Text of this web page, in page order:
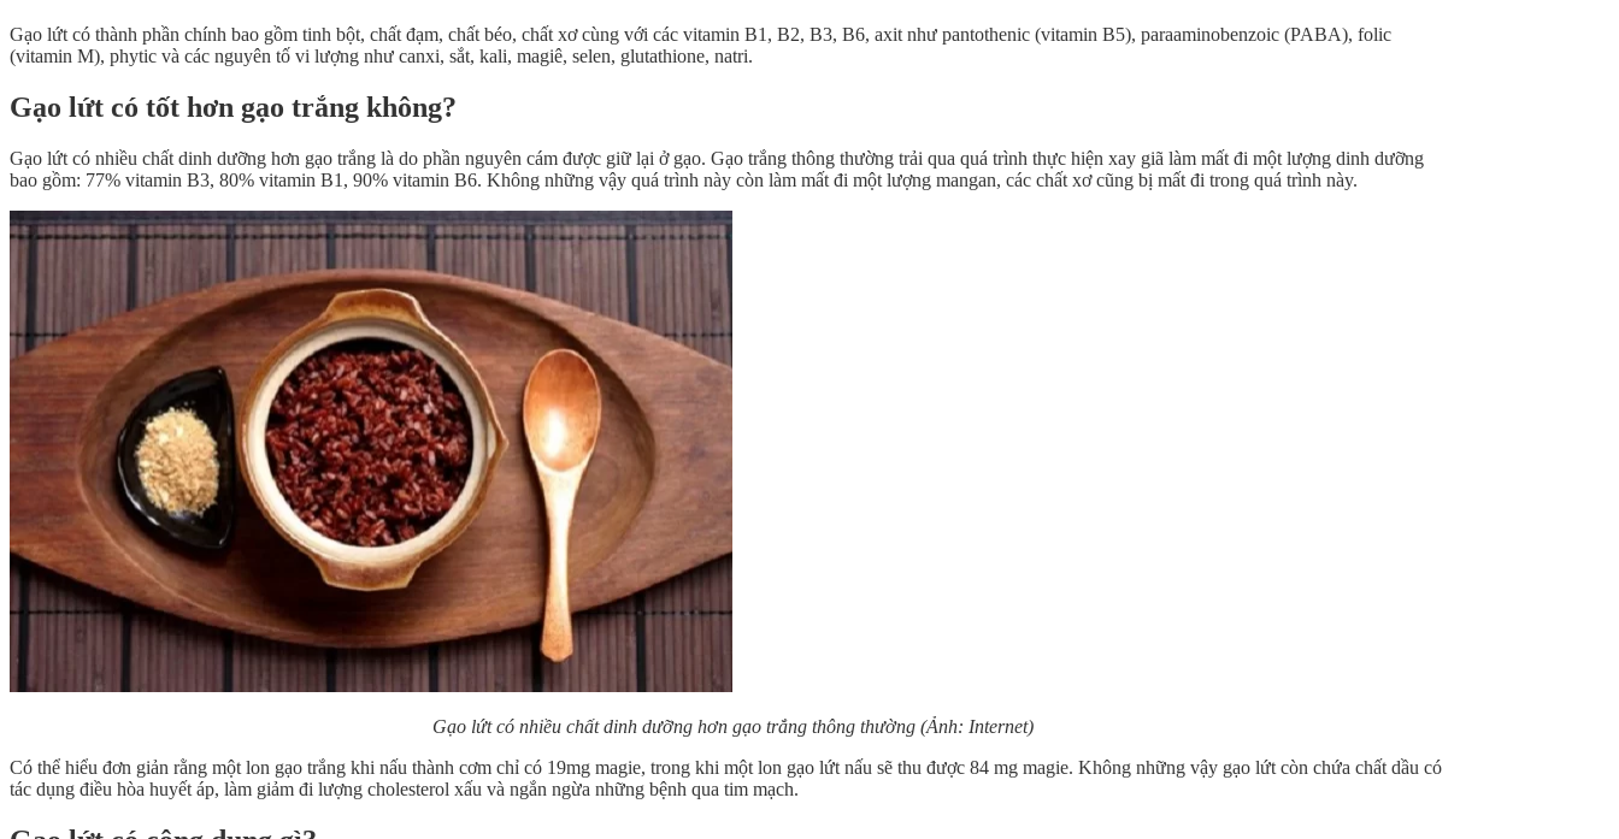
Gạo lứt có thành phần chính bao gồm tinh bột, chất đạm, chất béo, chất xơ cùng với các vitamin B1, B2, B3, B6, axit như pantothenic (vitamin B5), paraaminobenzoic (PABA), folic
(vitamin M), phytic và các nguyên tố vi lượng như canxi, sắt, kali, magiê, selen, glutathione, natri.
Gạo lứt có tốt hơn gạo trắng không?
Gạo lứt có nhiều chất dinh dưỡng hơn gạo trắng là do phần nguyên cám được giữ lại ở gạo. Gạo trắng thông thường trải qua quá trình thực hiện xay giã làm mất đi một lượng dinh dưỡng
bao gồm: 77% vitamin B3, 80% vitamin B1, 90% vitamin B6. Không những vậy quá trình này còn làm mất đi một lượng mangan, các chất xơ cũng bị mất đi trong quá trình này.
Gạo lứt có nhiều chất dinh dưỡng hơn gạo trắng thông thường (Ảnh: Internet)
Có thể hiểu đơn giản rằng một lon gạo trắng khi nấu thành cơm chỉ có 19mg magie, trong khi một lon gạo lứt nấu sẽ thu được 84 mg magie. Không những vậy gạo lứt còn chứa chất dầu có
tác dụng điều hòa huyết áp, làm giảm đi lượng cholesterol xấu và ngắn ngừa những bệnh qua tim mạch.